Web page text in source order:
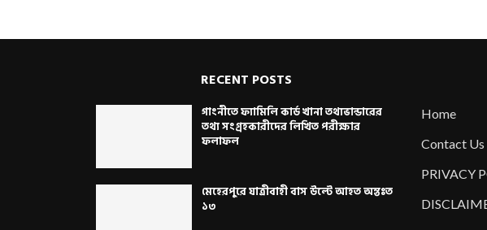
RECENT POSTS
গাংনীতে ফ্যামিলি কার্ড খানা তথ্যভান্ডারের
তথ্য সংগ্রহকারীদের লিখিত পরীক্ষার
ফলাফল
মেহেরপুরে যাত্রীবাহী বাস উল্টে আহত অন্তঃত
১৩
Home
Contact Us
PRIVACY